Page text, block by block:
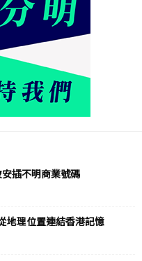
插不明商業號碼
地理位置連結香港記憶